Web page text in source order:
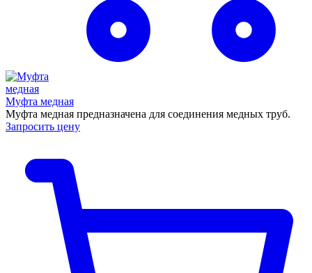
Муфта медная
Муфта медная предназначена для соединения медных труб.
Запросить цену